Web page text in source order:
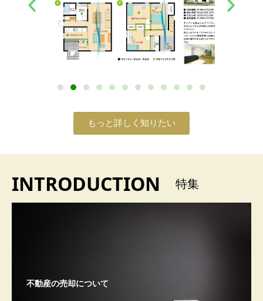
もっと詳しく知りたい
INTRODUCTION 特集
不動産の売却について